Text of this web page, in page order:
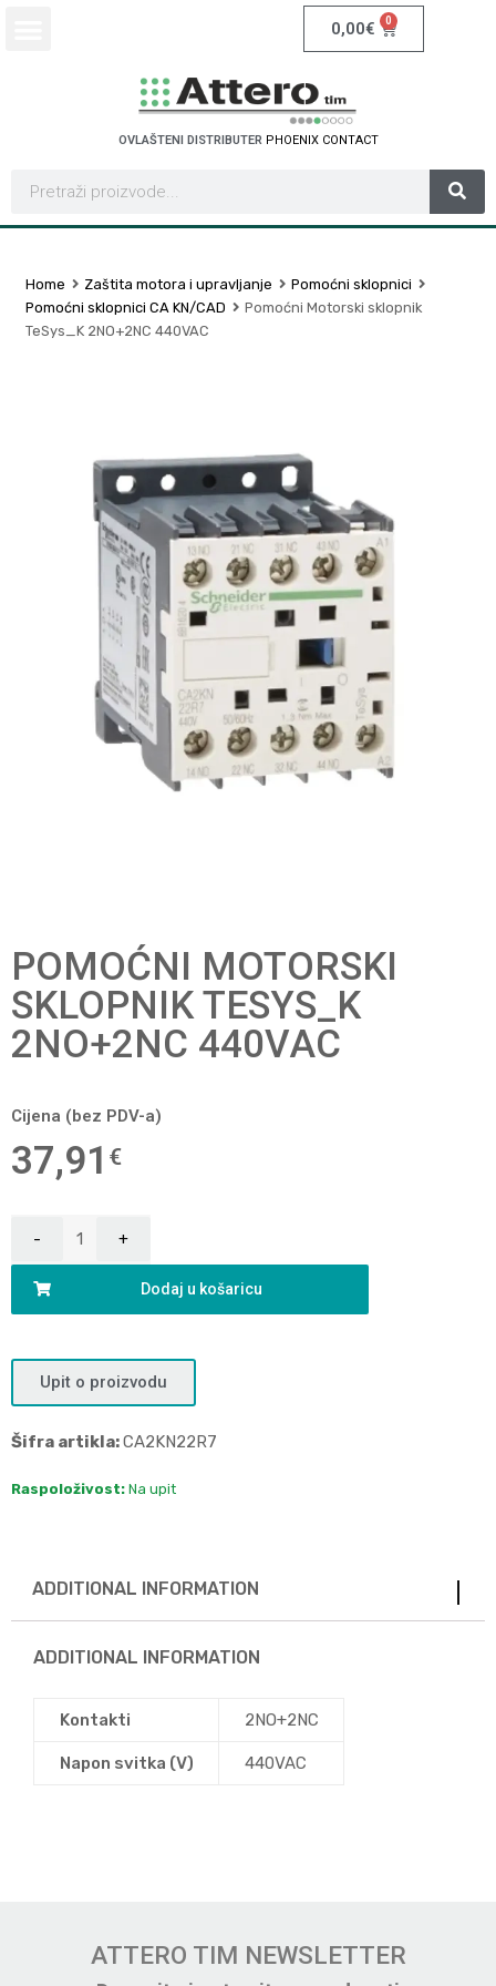
0,00€ 0
OVLAŠTENI DISTRIBUTER PHOENIX CONTACT
Home Zaštita motora i upravljanje
Pomoćni sklopnici
Pomoćni sklopnici CA KN/CAD
Pomoćni Motorski sklopnik
TeSys_K 2NO+2NC 440VAC
POMOĆNI MOTORSKI
SKLOPNIK TESYS_K
2NO+2NC 440VAC
Cijena (bez PDV-a)
37,91 €
Dodaj u košaricu
Upit o proizvodu
Šifra artikla:CA2KN22R7
Raspoloživost: Na upit
ADDITIONAL INFORMATION
ADDITIONAL INFORMATION
Kontakti 2NO+2NC
Napon svitka (V) 440VAC
ATTERO TIM NEWSLETTER